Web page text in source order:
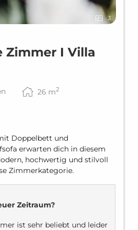
3
Zimmer I Villa
26 m2
Doppelbett und
erwarten dich in diesem
hochwertig und stilvoll
Zimmerkategorie.
Zeitraum?
ist sehr beliebt und leider